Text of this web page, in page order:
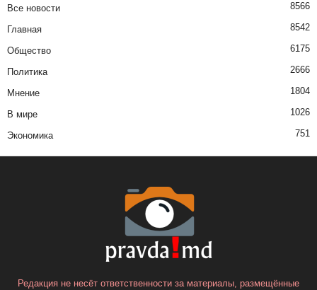
Все новости 8566
Главная 8542
Общество 6175
Политика 2666
Мнение 1804
В мире 1026
Экономика 751
Редакция не несёт ответственности за материалы, размещённые